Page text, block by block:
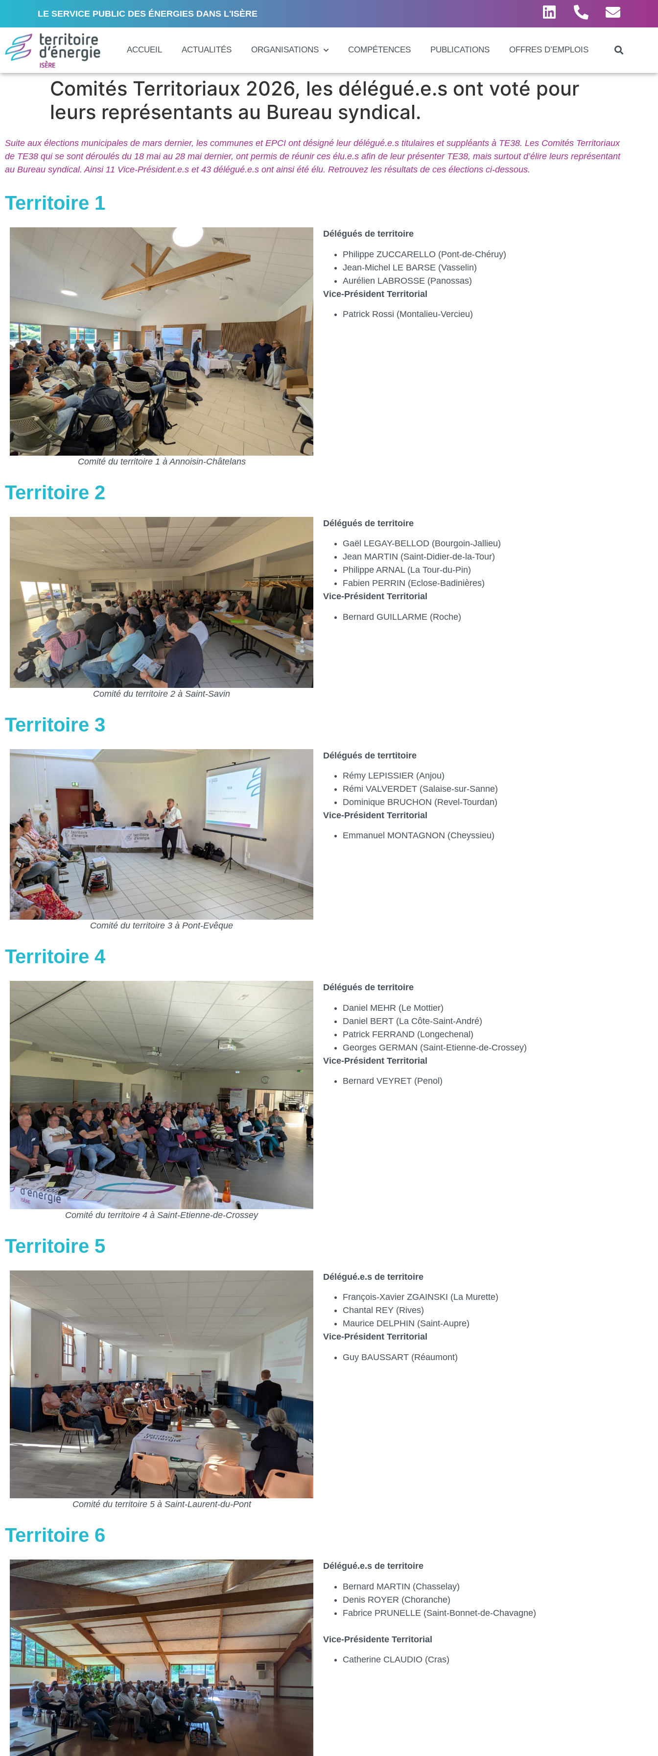
LE SERVICE PUBLIC DES ÉNERGIES DANS L'ISÈRE
ACCUEIL ACTUALITÉS ORGANISATIONS COMPÉTENCES PUBLICATIONS OFFRES D’EMPLOIS
Comités Territoriaux 2026, les délégué.e.s ont voté pour
leurs représentants au Bureau syndical.
Suite aux élections municipales de mars dernier, les communes et EPCI ont désigné leur délégué.e.s titulaires et suppléants à TE38. Les Comités Territoriaux
de TE38 qui se sont déroulés du 18 mai au 28 mai dernier, ont permis de réunir ces élu.e.s afin de leur présenter TE38, mais surtout d’élire leurs représentant
au Bureau syndical. Ainsi 11 Vice-Président.e.s et 43 délégué.e.s ont ainsi été élu. Retrouvez les résultats de ces élections ci-dessous.
Territoire 1
Comité du territoire 1 à Annoisin-Châtelans
Délégués de territoire
Philippe ZUCCARELLO (Pont-de-Chéruy)
Jean-Michel LE BARSE (Vasselin)
Aurélien LABROSSE (Panossas)
Vice-Président Territorial
Patrick Rossi (Montalieu-Vercieu)
Territoire 2
Comité du territoire 2 à Saint-Savin
Délégués de territoire
Gaël LEGAY-BELLOD (Bourgoin-Jallieu)
Jean MARTIN (Saint-Didier-de-la-Tour)
Philippe ARNAL (La Tour-du-Pin)
Fabien PERRIN (Eclose-Badinières)
Vice-Président Territorial
Bernard GUILLARME (Roche)
Territoire 3
Comité du territoire 3 à Pont-Evêque
Délégués de terrtitoire
Rémy LEPISSIER (Anjou)
Rémi VALVERDET (Salaise-sur-Sanne)
Dominique BRUCHON (Revel-Tourdan)
Vice-Président Territorial
Emmanuel MONTAGNON (Cheyssieu)
Territoire 4
Comité du territoire 4 à Saint-Etienne-de-Crossey
Délégués de territoire
Daniel MEHR (Le Mottier)
Daniel BERT (La Côte-Saint-André)
Patrick FERRAND (Longechenal)
Georges GERMAN (Saint-Etienne-de-Crossey)
Vice-Président Territorial
Bernard VEYRET (Penol)
Territoire 5
Comité du territoire 5 à Saint-Laurent-du-Pont
Délégué.e.s de territoire
François-Xavier ZGAINSKI (La Murette)
Chantal REY (Rives)
Maurice DELPHIN (Saint-Aupre)
Vice-Président Territorial
Guy BAUSSART (Réaumont)
Territoire 6
Délégué.e.s de territoire
Bernard MARTIN (Chasselay)
Denis ROYER (Choranche)
Fabrice PRUNELLE (Saint-Bonnet-de-Chavagne)
Vice-Présidente Territorial
Catherine CLAUDIO (Cras)